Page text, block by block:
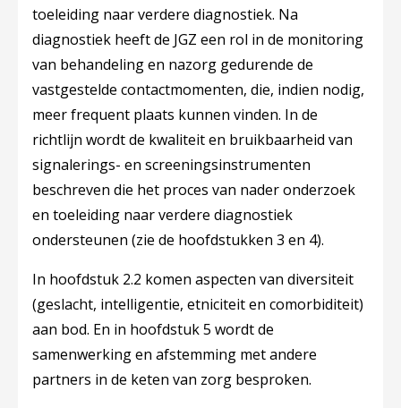
toeleiding naar verdere diagnostiek. Na
diagnostiek heeft de JGZ een rol in de monitoring
van behandeling en nazorg gedurende de
vastgestelde contactmomenten, die, indien nodig,
meer frequent plaats kunnen vinden. In de
richtlijn wordt de kwaliteit en bruikbaarheid van
signalerings- en screeningsinstrumenten
beschreven die het proces van nader onderzoek
en toeleiding naar verdere diagnostiek
ondersteunen (zie de hoofdstukken 3 en 4).
In hoofdstuk 2.2 komen aspecten van diversiteit
(geslacht, intelligentie, etniciteit en comorbiditeit)
aan bod. En in hoofdstuk 5 wordt de
samenwerking en afstemming met andere
partners in de keten van zorg besproken.